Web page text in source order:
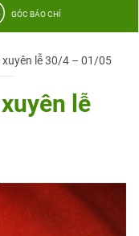
GÓC BÁO CHÍ
xuyên lễ 30/4 – 01/05
lễ